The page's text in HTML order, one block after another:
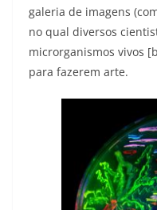
galeria de imagens
no qual diversos
microrganismos vivos
para fazerem arte.